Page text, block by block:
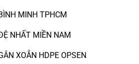
MINH TPHCM
NHẤT MIỀN NAM
XOẮN HDPE OPSEN